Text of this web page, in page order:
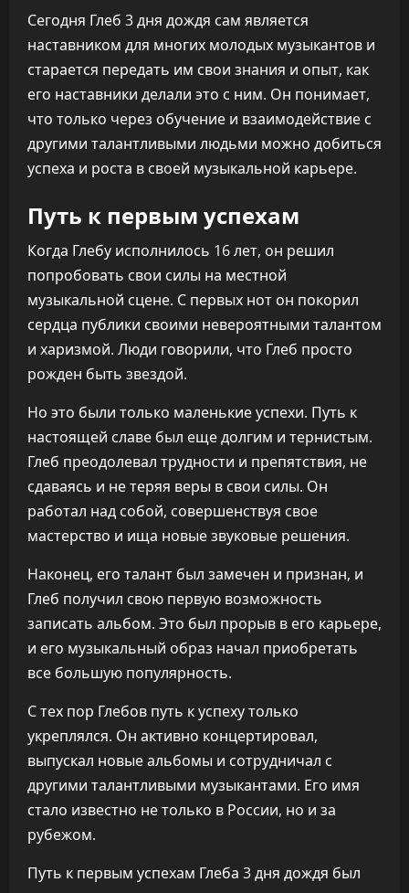
Сегодня Глеб 3 дня дождя сам является
наставником для многих молодых музыкантов и
старается передать им свои знания и опыт, как
его наставники делали это с ним. Он понимает,
что только через обучение и взаимодействие с
другими талантливыми людьми можно добиться
успеха и роста в своей музыкальной карьере.
Путь к первым успехам
Когда Глебу исполнилось 16 лет, он решил
попробовать свои силы на местной
музыкальной сцене. С первых нот он покорил
сердца публики своими невероятными талантом
и харизмой. Люди говорили, что Глеб просто
рожден быть звездой.
Но это были только маленькие успехи. Путь к
настоящей славе был еще долгим и тернистым.
Глеб преодолевал трудности и препятствия, не
сдаваясь и не теряя веры в свои силы. Он
работал над собой, совершенствуя свое
мастерство и ища новые звуковые решения.
Наконец, его талант был замечен и признан, и
Глеб получил свою первую возможность
записать альбом. Это был прорыв в его карьере,
и его музыкальный образ начал приобретать
все большую популярность.
С тех пор Глебов путь к успеху только
укреплялся. Он активно концертировал,
выпускал новые альбомы и сотрудничал с
другими талантливыми музыкантами. Его имя
стало известно не только в России, но и за
рубежом.
Путь к первым успехам Глеба 3 дня дождя был